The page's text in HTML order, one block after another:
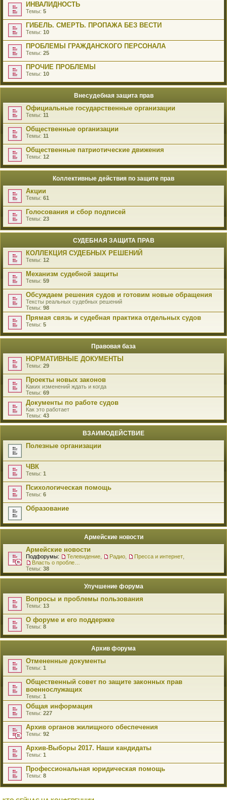
ИНВАЛИДНОСТЬ
Темы: 5
ГИБЕЛЬ. СМЕРТЬ. ПРОПАЖА БЕЗ ВЕСТИ
Темы: 10
ПРОБЛЕМЫ ГРАЖДАНСКОГО ПЕРСОНАЛА
Темы: 25
ПРОЧИЕ ПРОБЛЕМЫ
Темы: 10
Внесудебная защита прав
Официальные государственные организации
Темы: 11
Общественные организации
Темы: 11
Общественные патриотические движения
Темы: 12
Коллективные действия по защите прав
Акции
Темы: 61
Голосования и сбор подписей
Темы: 23
СУДЕБНАЯ ЗАЩИТА ПРАВ
КОЛЛЕКЦИЯ СУДЕБНЫХ РЕШЕНИЙ
Темы: 12
Механизм судебной защиты
Темы: 59
Обсуждаем решения судов и готовим новые обращения
Тексты реальных судебных решений
Темы: 98
Прямая связь и судебная практика отдельных судов
Темы: 5
Правовая база
НОРМАТИВНЫЕ ДОКУМЕНТЫ
Темы: 29
Проекты новых законов
Каких изменений ждать и когда
Темы: 69
Документы по работе судов
Как это работает
Темы: 43
ВЗАИМОДЕЙСТВИЕ
Полезные организации
ЧВК
Темы: 1
Психологическая помощь
Темы: 6
Образование
Армейские новости
Армейские новости
Подфорумы: Телевидение Радио Пресса и интернет
Темы: 38
Улучшение форума
Вопросы и проблемы пользования
Темы: 13
О форуме и его поддержке
Темы: 8
Архив форума
Отмененные документы
Темы: 1
Общественный совет по защите законных прав
военнослужащих
Темы: 1
Общая информация
Темы: 227
Архив органов жилищного обеспечения
Темы: 92
Архив-Выборы 2017. Наши кандидаты
Темы: 1
Профессиональная юридическая помощь
Темы: 8